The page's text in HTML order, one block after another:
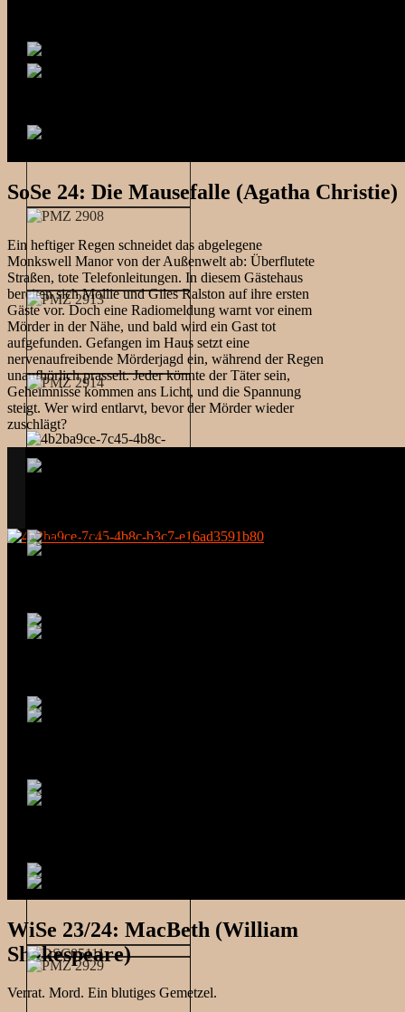
SoSe 24: Die Mausefalle (Agatha Christie)
Ein heftiger Regen schneidet das abgelegene
Monkswell Manor von der Außenwelt ab: Überflutete
Straßen, tote Telefonleitungen. In diesem Gästehaus
bereiten sich Mollie und Giles Ralston auf ihre ersten
Gäste vor. Doch eine Radiomeldung warnt vor einem
Mörder in der Nähe, und bald wird ein Gast tot
aufgefunden. Gefangen im Haus setzt eine
nervenaufreibende Mörderjagd ein, während der Regen
unaufhörlich prasselt. Jeder könnte der Täter sein,
Geheimnisse kommen ans Licht, und die Spannung
steigt. Wer wird entlarvt, bevor der Mörder wieder
zuschlägt?
WiSe 23/24: MacBeth (William
Shakespeare)
Verrat. Mord. Ein blutiges Gemetzel.